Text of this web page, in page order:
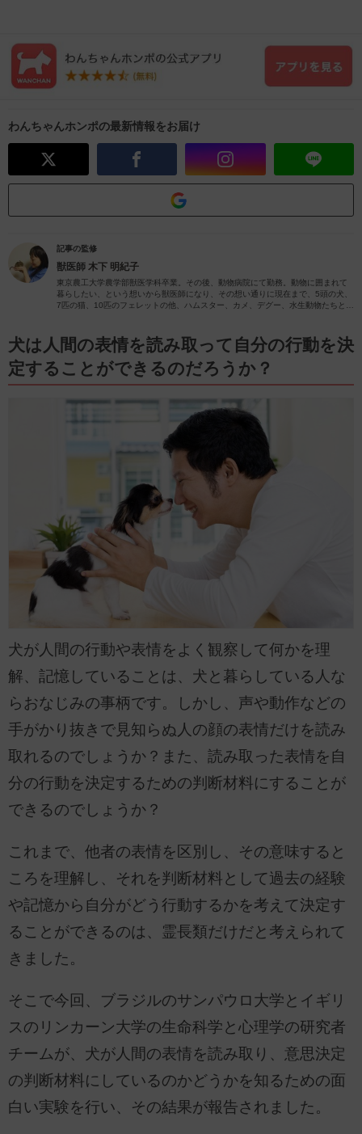
わんちゃんホンポの最新情報をお届け
記事の監修
獣医師 木下 明紀子
東京農工大学農学部獣医学科卒業。その後、動物病院にて勤務。動物に囲まれて
暮らしたい、という想いから獣医師になり、その想い通りに現在まで、5頭の犬、
7匹の猫、10匹のフェレットの他、ハムスター、カメ、デグー、水生動物たちと暮
ととして、犬の遺伝学、行動学、シェルターメディスンに特に興味を持って勉強
しています。
犬は人間の表情を読み取って自分の行動を決
定することができるのだろうか？
犬が人間の行動や表情をよく観察して何かを理
解、記憶していることは、犬と暮らしている人な
らおなじみの事柄です。しかし、声や動作などの
手がかり抜きで見知らぬ人の顔の表情だけを読み
取れるのでしょうか？また、読み取った表情を自
分の行動を決定するための判断材料にすることが
できるのでしょうか？
これまで、他者の表情を区別し、その意味すると
ころを理解し、それを判断材料として過去の経験
や記憶から自分がどう行動するかを考えて決定す
ることができるのは、霊長類だけだと考えられて
きました。
そこで今回、ブラジルのサンパウロ大学とイギリ
スのリンカーン大学の生命科学と心理学の研究者
チームが、犬が人間の表情を読み取り、意思決定
の判断材料にしているのかどうかを知るための面
白い実験を行い、その結果が報告されました。